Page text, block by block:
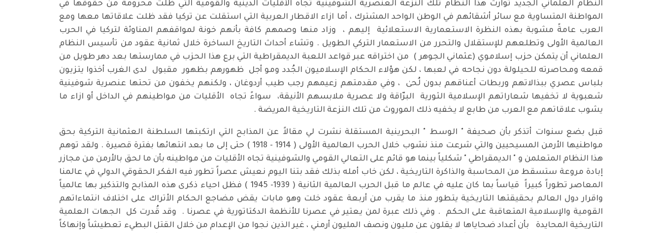
النظام العلماني الجديد توارث هذا النظام تلك النزعة العنصرية الشوفينية تجاه الأقليات الدينية والقومية التي ظلت محرومة من حقوقها في
المواطنة المتساوية مع سائر أشقائهم في الوطن الواحد المشترك ، أما ازاء الاقطار العربية التي استقلت عن تركيا فقد ظلت علاقاتها معها ومع
العرب عامةً مشوبة بهذه النظرة الاستعمارية الاستعلائية إليهم ، وزاد منها وصمهم كافة بأنهم خونة لمواقفهم المناوئة لتركيا في الحرب
العالمية الأولى وتطلعهم للإستقلال والتحرر من الاستعمار التركي الطويل . وتشاء أحداث التاريخ الساخرة خلال ثمانية عقود من تأسيس النظام
العلماني أن يتمكن حزب إسلاموي (عثماني الجوهر ) من اختراقه عبر قواعد اللعبة الديمقراطية التي برع هذا الحزب في ممارستها بعد دهر طويل من
قمعه ومحاصرته للحيلولة دون نجاحه في لعبها ، لكن هؤلاء الحكام الإسلاميون الجُدد ومو أجل ظهورهم بظهور مقبول لدى الغرب أخذوا يتزيون
بلباس عصري ببذالاتهم وربطات أعناقهم بدون لُحىٰ ، وفي مقدمتهم زعيمهم رجب طيب أردوغان ، ولكنهم يخفون من تحتها عنصرية شوفينية
شعبوية لا تخفيها شعاراتهم الإسلامية الثورية البرّاقة ولا عصرية ملابسهم الأنيقة، سواءً تجاه الأقليات من مواطينهم في الداخل أو ازاء ما
يشوب علاقاتهم مع العرب من طابع لا يخفيه ذلك الموروث من تلك النزعة التاريخية المريضة .
قبل بضع سنوات أتذكر بأن صحيفة " الوسط " البحرينية المستقلة نشرت لي مقالاً عن المذابح التي ارتكبتها السلطنة العثمانية التركية بحق
مواطنيها الأرمن المسيحيين والتي شرعت منذ نشوب خلال الحرب العالمية الأولى ( 1914 - 1918 ) حتى إلى ما بعد انتهائها بفترة قصيرة . ولقد توهم
هذا النظام المتعلمن و " الديمقراطي " شكلياً بينما هو قائم على التعالي القومي والشوفينية تجاه الأقليات من مواطينه بأن ما لحق بالأرمن من مجازر
إبادة مروعة ستسقط من المحاسبة والذاكرة التاريخية ، لكن خاب أمله بذلك فقد بتنا اليوم نعيش عصراً تطور فيه الفكر الحقوقي الدولي في عالمنا
المعاصر تطوراً كبيراً قياساً بما كان عليه في عالم ما قبل الحرب العالمية الثانية ( 1939- 1945 ) فظل احياء ذكرى هذه المذابح والتذكير بها عالمياً
واقرار دول العالم بحقيقتها التاريخية يتطور منذ ما يقرب من أربعة عقود خلت وهو مابات يقض مضاجع الحكام الأتراك على اختلاف انتماءاتهم
القومية والإسلامية المتعاقبة على الحكم . وفي ذلك عبرة لمن يعتير في عصرنا للأنظمة الدكتاتورية في عصرنا . وقد قُدرت كل الجهات العلمية
التاريخية المحايدة بأن أعداد ضحاياها لا يقلون عن مليون ونصف المليون أرمني ، غير الذين نجوا من الإعدام من خلال القتل البطيء تعطيشاً وإنهاكاً